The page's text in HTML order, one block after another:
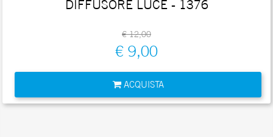
DIFFUSORE LUCE - 1376
€ 12,00
€ 9,00
ACQUISTA